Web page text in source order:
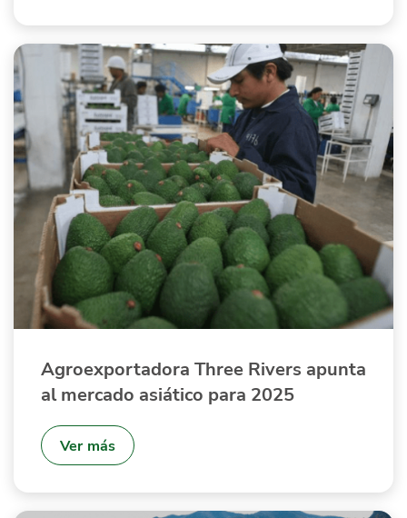
Agroexportadora Three Rivers apunta
al mercado asiático para 2025
Ver más